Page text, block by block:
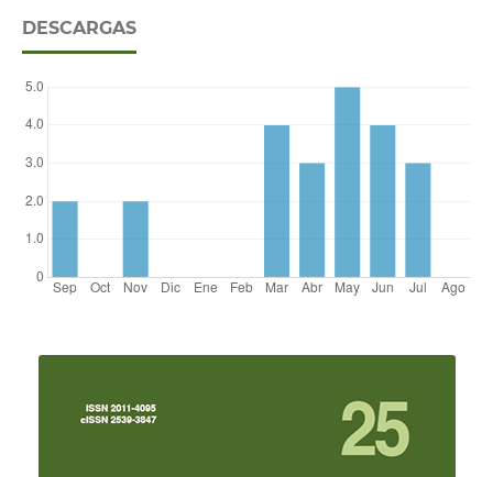
DESCARGAS